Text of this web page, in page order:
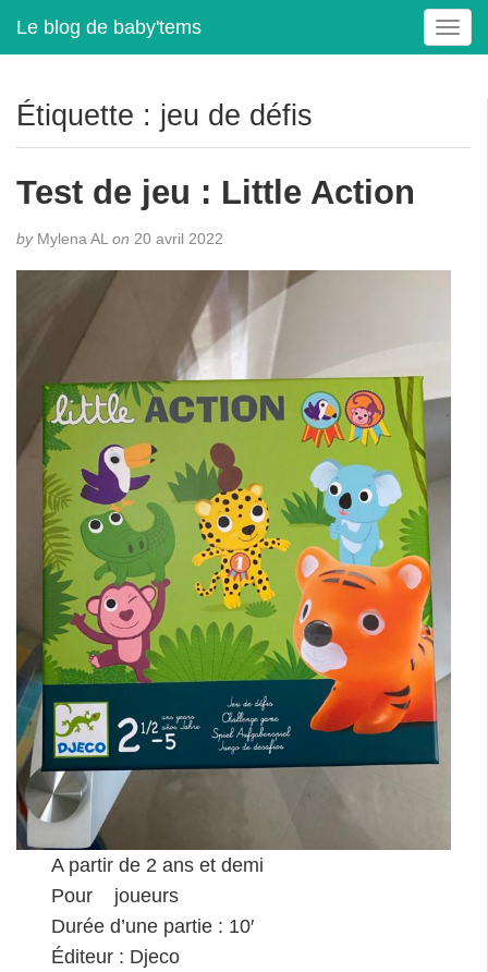
Le blog de baby'tems
T
o
e
g
Étiquette : jeu de défis
Test de jeu : Little Action
byMylena AL on 20 avril 2022
A partir de 2 ans et demi
Pour joueurs
Durée d’une partie : 10′
Éditeur : Djeco